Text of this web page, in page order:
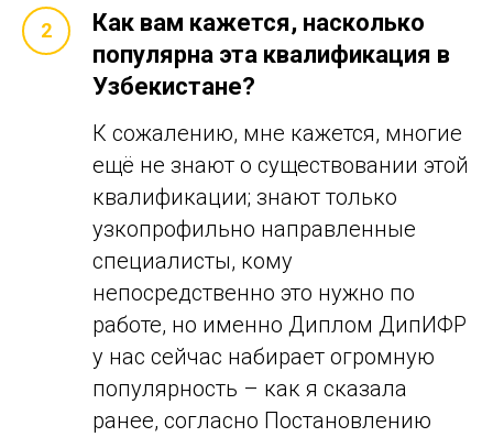
Как вам кажется, насколько
популярна эта квалификация в
Узбекистане?
К сожалению, мне кажется, многие
ещё не знают о существовании этой
квалификации; знают только
узкопрофильно направленные
специалисты, кому
непосредственно это нужно по
работе, но именно Диплом ДипИФР
у нас сейчас набирает огромную
популярность – как я сказала
ранее, согласно Постановлению